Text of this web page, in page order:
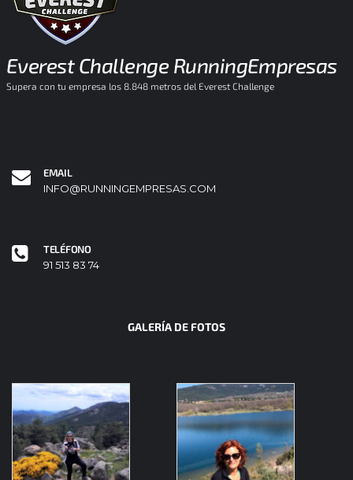
Everest Challenge RunningEmpresas
Supera con tu empresa los 8.848 metros del Everest Challenge
EMAIL
INFO@RUNNINGEMPRESAS.COM
TELÉFONO
91 513 83 74
GALERÍA DE FOTOS